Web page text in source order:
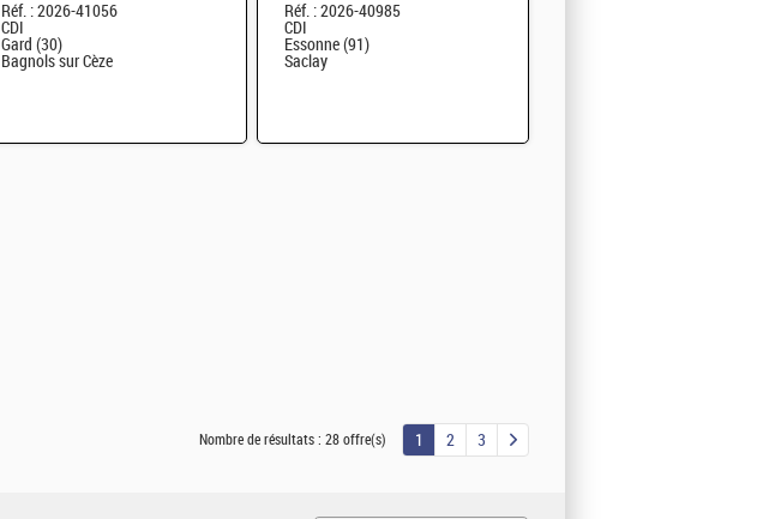
Réf. : 2026-41056
CDI
Gard (30)
Bagnols sur Cèze
Réf. : 2026-40985
CDI
Essonne (91)
Saclay
Nombre de résultats : 28 offre(s) 1 2 3